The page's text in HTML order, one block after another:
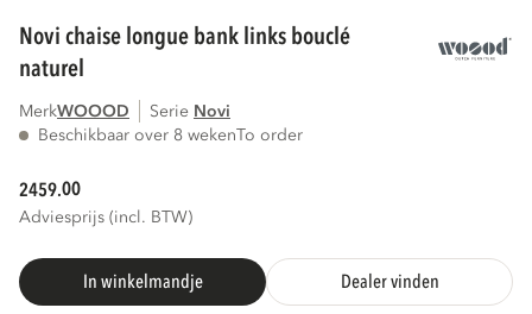
novi chaise longue bank links bouclé
naturel
MerkWOOOD Serie
novi
Beschikbaar over 8 wekenTo order
2459.00
Adviesprijs (incl. BTW)
In winkelmandje Dealer vinden